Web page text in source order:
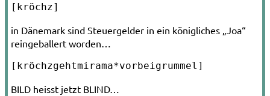
[kröchz]
in Dänemark sind Steuergelder in ein königliches „Joa“
reingeballert worden…
[kröchzgehtmirama*vorbeigrummel]
BILD heisst jetzt BLIND…